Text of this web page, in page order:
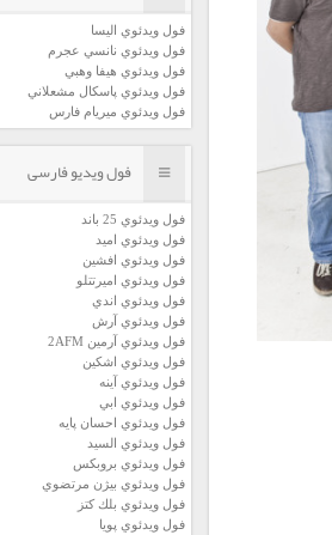
فول ويدئوي اليسا
فول ويدئوي نانسي عجرم
فول ويدئوي هيفا وهبي
فول ويدئوي پاسكال مشعلاني
فول ويدئوي ميريام فارس
فول ویدیو فارسی
فول ويدئوي 25 باند
فول ويدئوي اميد
فول ويدئوي افشين
فول ويدئوي اميرتتلو
فول ويدئوي اندي
فول ويدئوي آرش
فول ويدئوي آرمين 2AFM
فول ويدئوي اشكين
فول ويدئوي آينه
فول ويدئوي ابي
فول ويدئوي احسان پايه
فول ويدئوي السيد
فول ويدئوي بروبكس
فول ويدئوي بيژن مرتضوي
فول ويدئوي بلك كتز
فول ويدئوي پويا